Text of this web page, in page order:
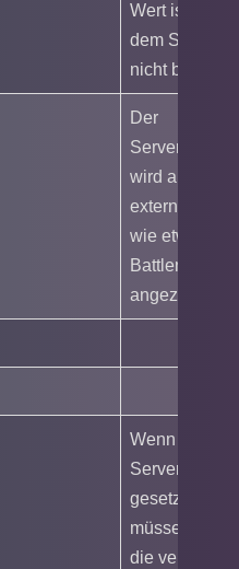
Wert ist,
dem Server
nicht
Der
Servername
wird auch auf
externen
wie etwa
Battlemetrics
angezeigt.
Wenn ein
gesetzt ist,
müssen
die versuchen